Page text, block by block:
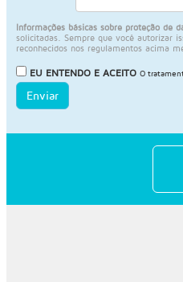
Informações básicas sobre proteção de
solicitadas. Sempre que você autorizar
reconhecidos nos regulamentos acima
EU ENTENDO E ACEITO O
Enviar